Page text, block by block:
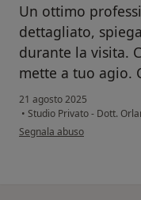
Un ottimo
dettagliato,
durante la visita.
mette a tuo agio.
21 agosto 2025
• Studio Privato - Dott.
secondo l'opinione
Segnala abuso